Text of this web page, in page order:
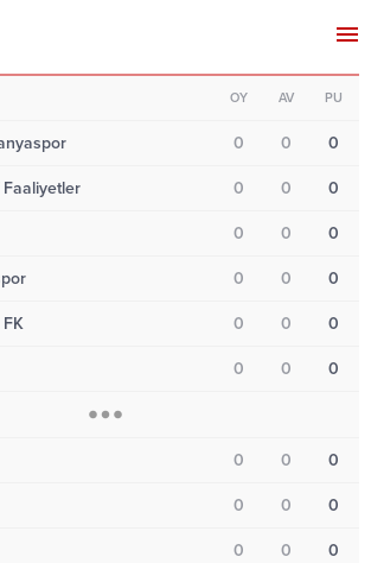
OY AV PU
0 0 0
0 0 0
0 0 0
0 0 0
0 0 0
0 0 0
0 0 0
0 0 0
0 0 0